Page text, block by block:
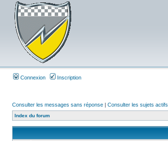
Connexion Inscription
Consulter les messages sans réponse | Consulter les sujets actifs
Index du forum